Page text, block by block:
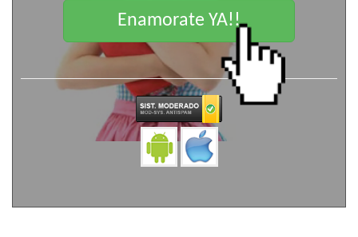
Enamorate YA!!